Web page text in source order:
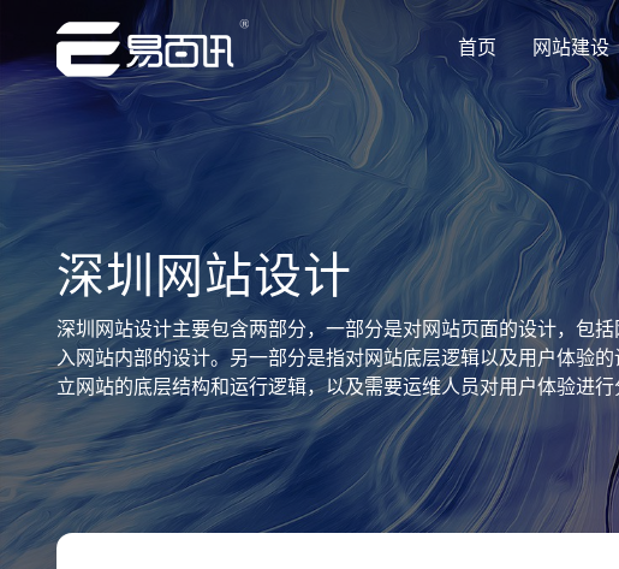
首页 网站建设
专注网站建设行业优质供应商
专注网站建设行业优质供应商
专注网站建设行业优质供应商
专注网站建设行业优质供应商
专注网站建设行业优质供应商
深圳网站设计
深圳网站设计主要包含两部分，一部分是对网站页面的设计，包
入网站内部的设计。另一部分是指对网站底层逻辑以及用户体验
立网站的底层结构和运行逻辑，以及需要运维人员对用户体验进